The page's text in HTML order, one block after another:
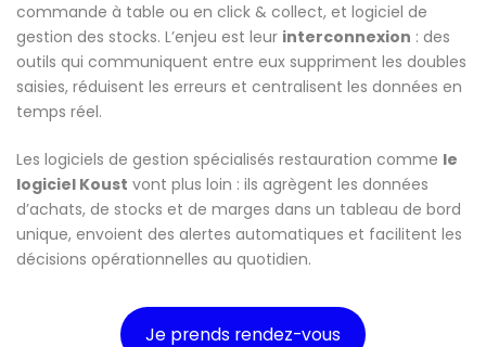
commande à table ou en click & collect, et logiciel de
gestion des stocks. L’enjeu est leur interconnexion : des
outils qui communiquent entre eux suppriment les doubles
saisies, réduisent les erreurs et centralisent les données en
temps réel.
Les logiciels de gestion spécialisés restauration comme le
logiciel Koust vont plus loin : ils agrègent les données
d’achats, de stocks et de marges dans un tableau de bord
unique, envoient des alertes automatiques et facilitent les
décisions opérationnelles au quotidien.
Je prends rendez-vous